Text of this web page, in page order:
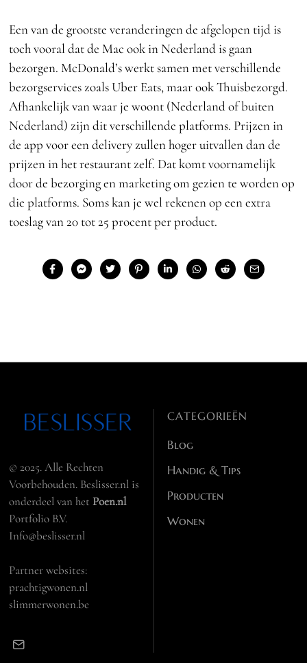
Een van de grootste veranderingen de afgelopen tijd is
toch vooral dat de Mac ook in Nederland is gaan
bezorgen. McDonald’s werkt samen met verschillende
bezorgservices zoals Uber Eats, maar ook Thuisbezorgd.
Afhankelijk van waar je woont (Nederland of buiten
Nederland) zijn dit verschillende platforms. Prijzen in
de app voor een delivery zullen hoger uitvallen dan de
prijzen in het restaurant zelf. Dat komt voornamelijk
door de bezorging en marketing om gezien te worden op
die platforms. Soms kan je wel rekenen op een extra
toeslag van 20 tot 25 procent per product.
© 2025. Alle Rechten
Voorbehouden. Beslisser.nl is
onderdeel van hetPoen.nl
Portfolio B.V.
Info@beslisser.nl
Partner websites:
prachtigwonen.nl
slimmerwonen.be
CATEGORIEËN
Blog
Handig & Tips
Producten
Wonen